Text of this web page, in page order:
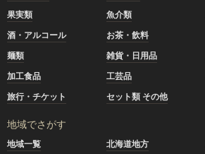
果実類
魚介類
酒・アルコール
お茶・飲料
麺類
雑貨・日用品
加工食品
工芸品
旅行・チケット
セット類 その他
地域でさがす
地域一覧 北海道地方